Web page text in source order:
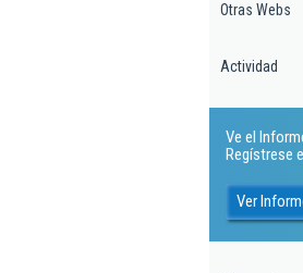
Otras Webs
Actividad
Ve el
Regístrese
Ver